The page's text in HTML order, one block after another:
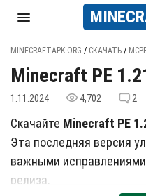
MINECRAFTAPK.ORG / СКАЧАТЬ /
Minecraft PE
1.11.2024 4,702 2
Скачайте Minecraft PE
Эта последняя версия
важными
релиза.